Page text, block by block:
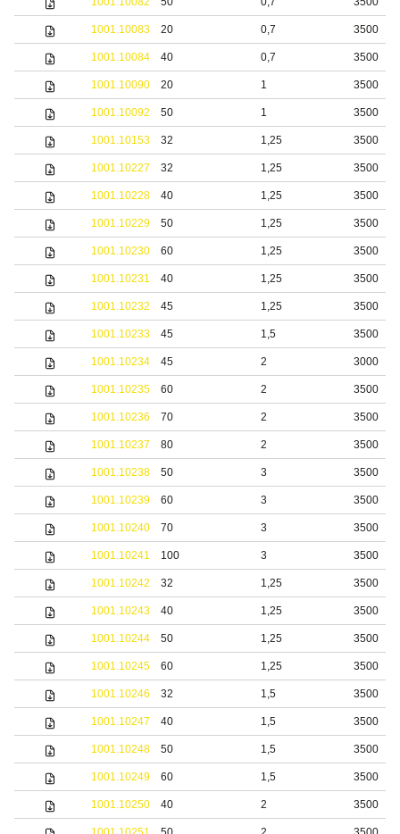
1001.10083 20 0,7 3500
1001.10084 40 0,7 3500
1001.10090 20 1 3500
1001.10092 50 1 3500
1001.10153 32 1,25 3500
1001.10227 32 1,25 3500
1001.10228 40 1,25 3500
1001.10229 50 1,25 3500
1001.10230 60 1,25 3500
1001.10231 40 1,25 3500
1001.10232 45 1,25 3500
1001.10233 45 1,5 3500
1001.10234 45 2 3000
1001.10235 60 2 3500
1001.10236 70 2 3500
1001.10237 80 2 3500
1001.10238 50 3 3500
1001.10239 60 3 3500
1001.10240 70 3 3500
1001.10241 100 3 3500
1001.10242 32 1,25 3500
1001.10243 40 1,25 3500
1001.10244 50 1,25 3500
1001.10245 60 1,25 3500
1001.10246 32 1,5 3500
1001.10247 40 1,5 3500
1001.10248 50 1,5 3500
1001.10249 60 1,5 3500
1001.10250 40 2 3500